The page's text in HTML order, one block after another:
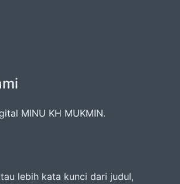
MINU KH MUKMIN.
lebih kata kunci dari judul,